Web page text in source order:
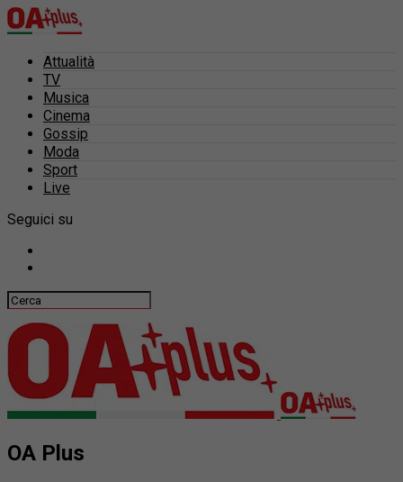
Attualità
TV
Musica
Cinema
Gossip
Moda
Sport
Live
Seguici su
OA Plus